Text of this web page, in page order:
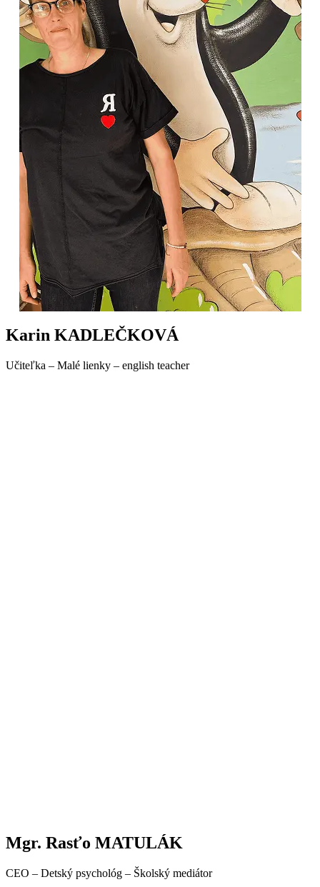
Karin KADLEČKOVÁ
Učiteľka – Malé lienky – english teacher
Mgr. Rasťo MATULÁK
CEO – Detský psychológ – Školský mediátor